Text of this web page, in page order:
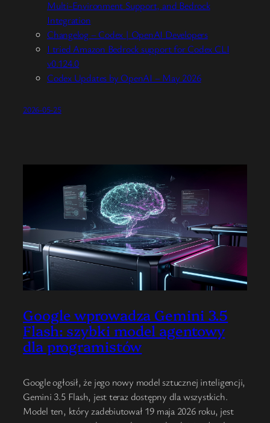
Multi-Environment Support, and Bedrock
Integration
Changelog – Codex | OpenAI Developers
I tried Amazon Bedrock support for Codex CLI
v0.124.0
Codex Updates by OpenAI – May 2026
2026-05-25
Google wprowadza Gemini 3.5
Flash: szybki model agentowy
dla programistów
Google ogłosił, że jego nowy model sztucznej inteligencji,
Gemini 3.5 Flash, jest teraz dostępny dla wszystkich.
Model ten, który zadebiutował 19 maja 2026 roku, jest